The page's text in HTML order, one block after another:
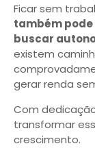
Ficar sem
também
buscar
existem
gerar renda
Com
transformar
crescimento.